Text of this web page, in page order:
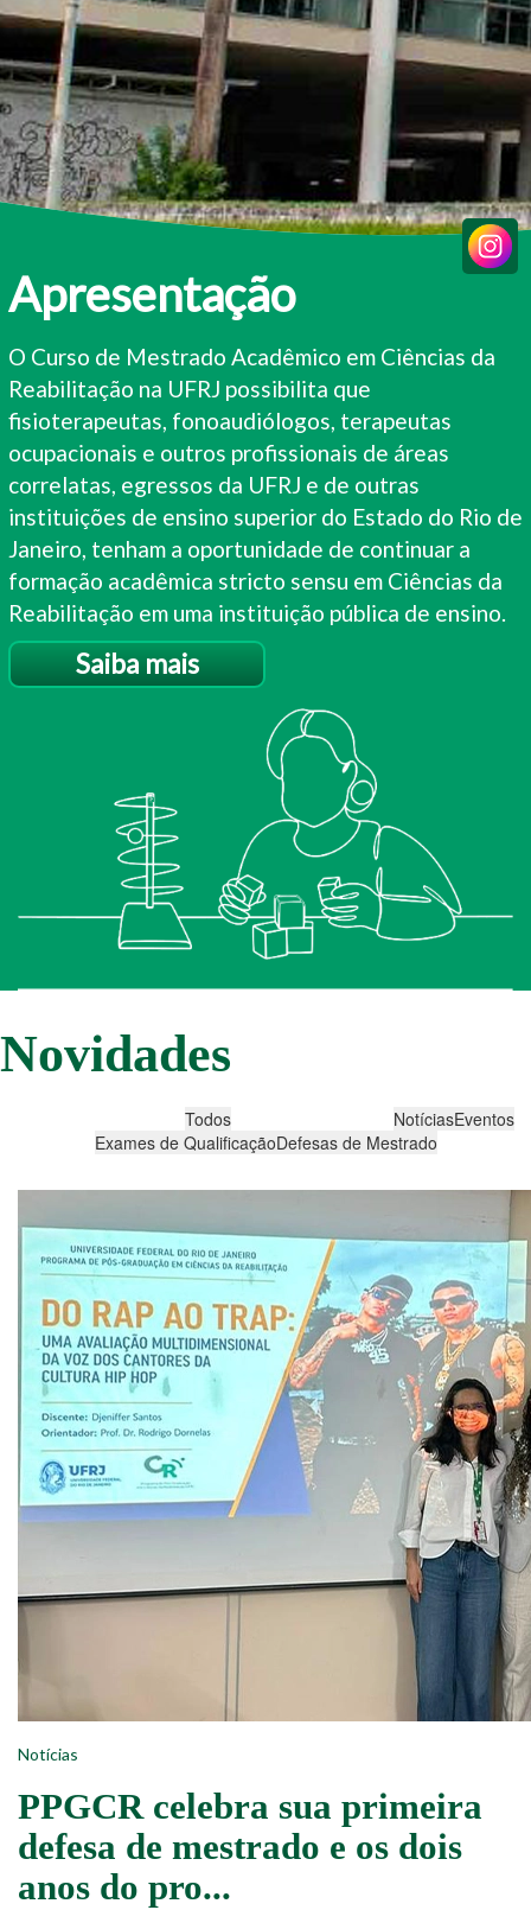
Apresentação
O Curso de Mestrado Acadêmico em Ciências da
Reabilitação na UFRJ possibilita que
fisioterapeutas, fonoaudiólogos, terapeutas
ocupacionais e outros profissionais de áreas
correlatas, egressos da UFRJ e de outras
instituições de ensino superior do Estado do Rio de
Janeiro, tenham a oportunidade de continuar a
formação acadêmica stricto sensu em Ciências da
Reabilitação em uma instituição pública de ensino.
Saiba mais
Novidades
Notícias
PPGCR celebra sua primeira
defesa de mestrado e os dois
anos do pro...